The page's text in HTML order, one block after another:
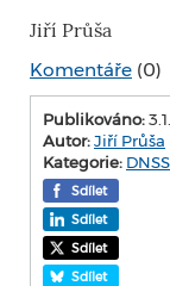
Jiří Průša
Komentáře (0)
Publikováno:
Autor:Jiří Průša
Kategorie:
Sdílet
Sdílet
Sdílet
Sdílet